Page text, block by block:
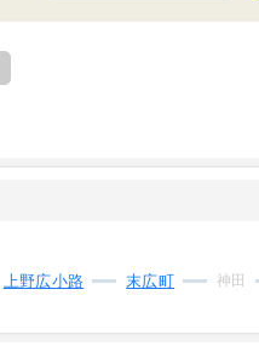
上野広小路 末広町 神田